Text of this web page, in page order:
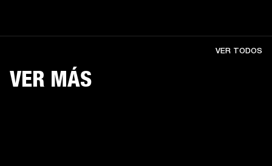
VER MÁS
VER TODOS